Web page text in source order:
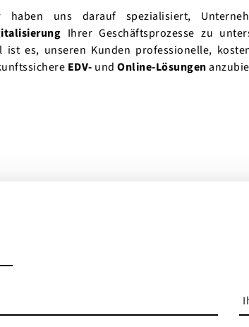
haben uns darauf spezialisiert,
Ihrer Geschäftsprozesse zu
ist es, unseren Kunden professionelle,
EDV- undOnline-Lösungen